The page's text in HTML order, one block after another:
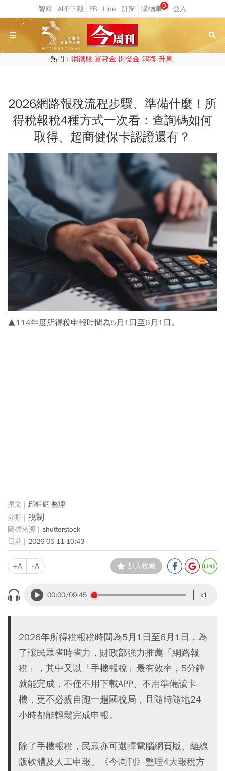
0
熱門： 鋼鐵股 富邦金 開發金 鴻海 升息
2026網路報稅流程步驟、準備什麼！所
得稅報稅4種方式一次看：查詢碼如何
取得、超商健保卡認證還有？
▲114年度所得稅申報時間為5月1日至6月1日。
邱鈺庭 整理
稅制
shutterstock
2026-05-11 10:43
+A -A 加入收藏
00:00/09:45 x1
2026年所得稅報稅時間為5月1日至6月1日，為
了讓民眾省時省力，財政部強力推薦「網路報
稅」，其中又以「手機報稅」最有效率，5分鐘
就能完成，不僅不用下載APP、不用準備讀卡
機，更不必親自跑一趟國稅局，且隨時隨地24
小時都能輕鬆完成申報。
除了手機報稅，民眾亦可選擇電腦網頁版、離線
版軟體及人工申報。《今周刊》整理4大報稅方